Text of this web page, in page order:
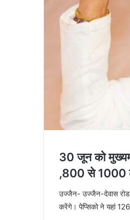
30 जून को
,800 से 1000
उज्जैन- उज्जैन-देवास रोड
करेंगे। पेप्सिको ने यहां